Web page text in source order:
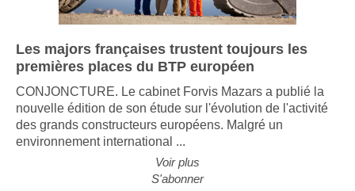
Les majors françaises trustent toujours les
premières places du BTP européen
CONJONCTURE. Le cabinet Forvis Mazars a publié la
nouvelle édition de son étude sur l'évolution de l'activité
des grands constructeurs européens. Malgré un
Voir plus